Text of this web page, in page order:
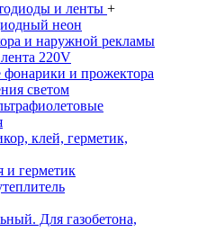
и ленты +
неон
и наружной рекламы
220V
и прожектора
светом
клей, герметик,
и герметик
Для газобетона,